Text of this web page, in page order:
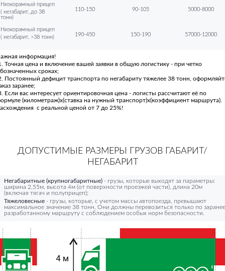
Низкорамный прицеп
( негабарит, до 38
тонн)
110-150 90-105 5000-8000
Низкорамный прицеп
( негабарит, >38 тонн)
190-450 150-190 57000-12000
информация!
Точная цена и включение вашей заявки в общую логистику - при четко
сроках;
Постоянный дефицит транспорта по негабариту тяжелее 38 тонн,
заранее;
Если вас интересует ориентировочная цена - логисты рассчитают её по
(километраж)х(ставка на нужный транспорт)х(коэффициент маршрута).
с реальной ценой от 7 до 25%!
ДОПУСТИМЫЕ РАЗМЕРЫ ГРУЗОВ ГАБАРИТ/
НЕГАБАРИТ
Негабаритные (крупногабаритные) - грузы, которые выходят за параметры:
ширина 2,55м, высота 4м (от поверхности проезжей части), длина 20м
(включая тягач и полуприцеп);
Тяжеловесные - грузы, которые, с учетом массы автопоезда, превышают
максимальное значение 38 тонн. Они должны перевозиться только по заранее
разработанному маршруту с соблюдением особых норм безопасности.